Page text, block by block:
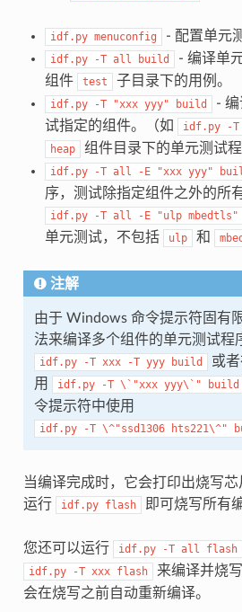
idf.py menuconfig - 配置单元
idf.py -T all build
- 编译单
组件
test 子目录下的用例。
idf.py -T "xxx yyy" build
-
试指定的组件。（如
idf.py -T
heap 组件目录下的单元测试程
idf.py -T all -E "xxx yyy"
序，测试除指定组件之外的所
idf.py -T all -E "ulp mbedtls"
单元测试，不包括
ulp 和
注解
由于 Windows 命令提示符固有
法来编译多个组件的单元测试程
idf.py -T xxx -T yyy build
或
用
idf.py -T \`"xxx yyy\`" build
令提示符中使用
idf.py -T \^"ssd1306 hts221\^"
当编译完成时，它会打印出烧写
运行
idf.py flash 即可烧写所有
您还可以运行 idf.py -T all flash
idf.py -T xxx flash
来编译并烧
会在烧写之前自动重新编译。